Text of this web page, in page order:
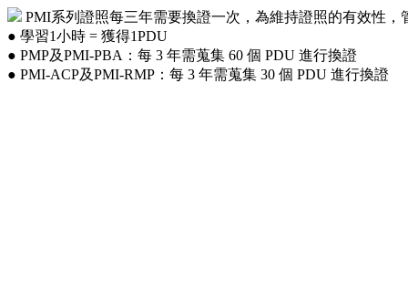
PMI系列證照每三年需要換證一次，為維持證照的有效性，
● 學習1小時 = 獲得1PDU
● PMP及PMI-PBA：每 3 年需蒐集 60 個 PDU 進行換證
● PMI-ACP及PMI-RMP：每 3 年需蒐集 30 個 PDU 進行換證